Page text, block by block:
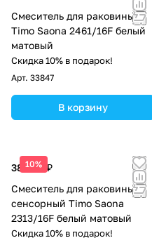
Смеситель для раковины
Timo Saona 2461/16F белый
матовый
Скидка 10% в подарок!
Арт. 33847
В корзину
10%
38 248 ₽
Смеситель для раковины
сенсорный Timo Saona
2313/16F белый матовый
Скидка 10% в подарок!